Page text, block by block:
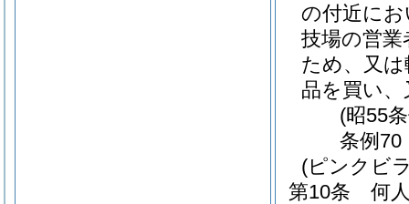
の付近に
技場の営
ため、又
品を買い
(昭55
条例70
(ピンクビ
第10条
何